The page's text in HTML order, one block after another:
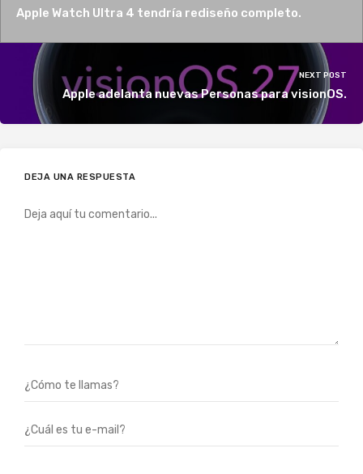
Apple Watch Ultra 4 tendría rediseño completo.
NEXT POST
Apple adelanta nuevas Personas para visionOS.
DEJA UNA RESPUESTA